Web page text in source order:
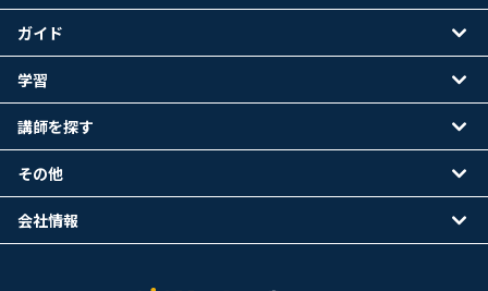
ガイド
学習
講師を探す
その他
会社情報